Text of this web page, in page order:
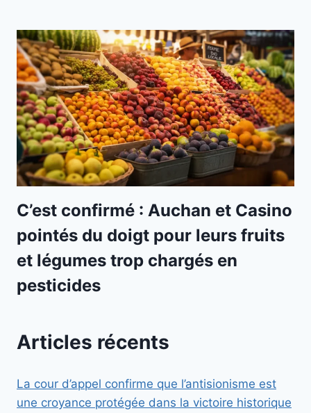
C’est confirmé : Auchan et Casino
pointés du doigt pour leurs fruits
et légumes trop chargés en
pesticides
Articles récents
La cour d’appel confirme que l’antisionisme est
une croyance protégée dans la victoire historique